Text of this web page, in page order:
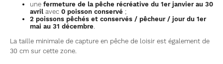
une fermeture de la pêche récréative du 1er janvier au 30
avril avec 0 poisson conservé ;
2 poissons pêchés et conservés / pêcheur / jour du 1er
mai au 31 décembre.
La taille minimale de capture en pêche de loisir est également de
30 cm sur cette zone.